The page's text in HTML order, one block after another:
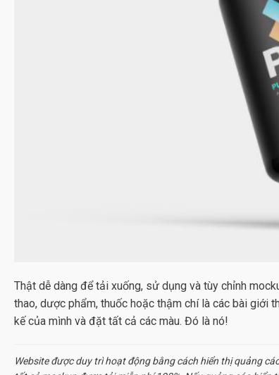
Thật dễ dàng để tải xuống, sử dụng và tùy chỉnh
thao, dược phẩm, thuốc hoặc thậm chí là các bài giới
kế của mình và đặt tất cả các màu. Đó là nó!
Website được duy trì hoạt động bằng cách hiển thị quảng